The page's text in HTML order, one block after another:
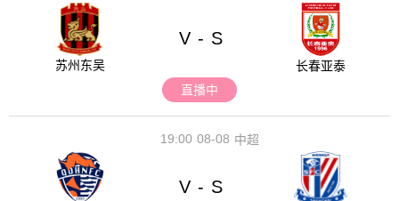
苏州东吴
V - S
长春亚泰
直播中
08-08
19:00 中超
V - S